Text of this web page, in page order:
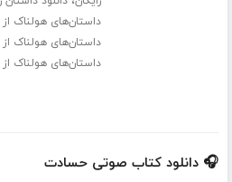
داستان‌های هولناک
داستان‌های هولناک
داستان‌های هولناک
🎧 دانلود کتاب صوتی حسادت